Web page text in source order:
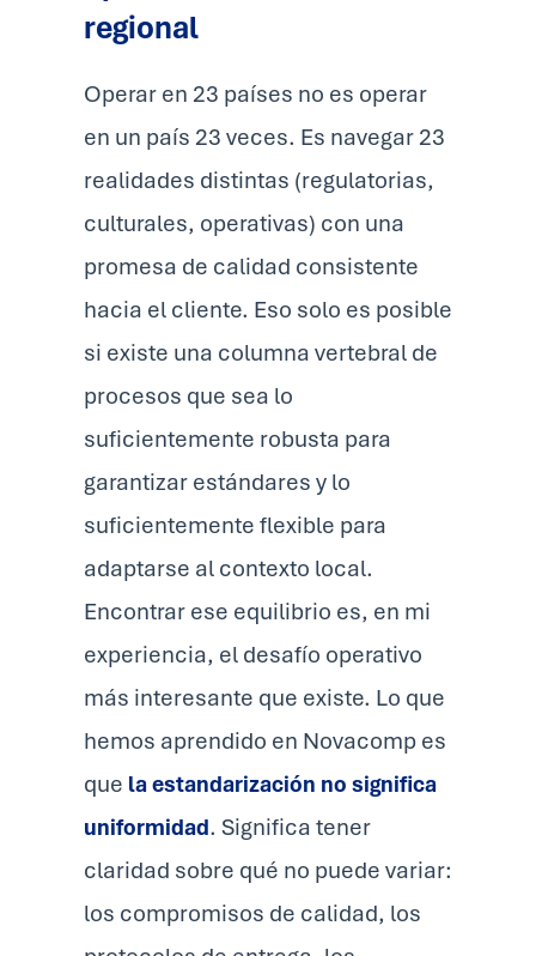
regional
Operar en 23 países no es operar
en un país 23 veces. Es navegar 23
realidades distintas (regulatorias,
culturales, operativas) con una
promesa de calidad consistente
hacia el cliente. Eso solo es posible
si existe una columna vertebral de
procesos que sea lo
suficientemente robusta para
garantizar estándares y lo
suficientemente flexible para
adaptarse al contexto local.
Encontrar ese equilibrio es, en mi
experiencia, el desafío operativo
más interesante que existe. Lo que
hemos aprendido en Novacomp es
que la estandarización no significa
uniformidad. Significa tener
claridad sobre qué no puede variar:
los compromisos de calidad, los